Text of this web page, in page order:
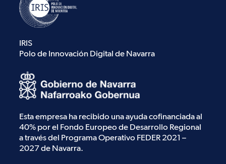
IRIS
Polo de Innovación Digital de Navarra
Esta empresa ha recibido una ayuda cofinanciada al
40% por el Fondo Europeo de Desarrollo Regional
a través del Programa Operativo FEDER 2021 –
2027 de Navarra.